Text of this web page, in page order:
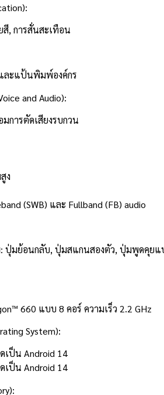
สี, การสั่นสะเทือน
ะแป้นพิมพ์องค์กร
and Audio):
การตัดเสียงรบกวน
ง
(SWB) และ Fullband (FB) audio
ปุ่มย้อนกลับ, ปุ่มสแกนสองตัว, ปุ่มพูดคุยแ
660 แบบ 8 คอร์ ความเร็ว 2.2 GHz
System):
เป็น Android 14
เป็น Android 14